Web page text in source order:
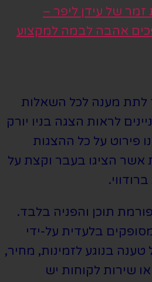
של עידן ליפר –
אהבה לבמה למקצוע
לתת מענה לכל השאלות
לראות הצגה בניו יורק
פירוט על כל ההצגות
אשר הציגו בעבר וקצת על
תוכן והפניה בלבד.
בלעדית על-ידי
בנוגע לזמינות, מחיר,
שירות לקוחות יש